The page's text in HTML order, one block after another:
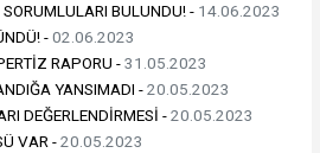
BULUNDU! - 14.06.2023
-02.06.2023
RAPORU -31.05.2023
YANSIMADI -20.05.2023
DEĞERLENDİRMESİ -20.05.2023
VAR -20.05.2023